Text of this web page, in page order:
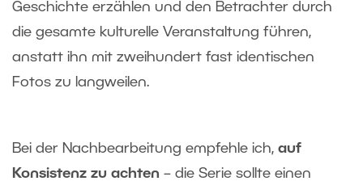
Geschichte erzählen und den Betrachter durch
die gesamte kulturelle Veranstaltung führen,
anstatt ihn mit zweihundert fast identischen
Fotos zu langweilen.
Bei der Nachbearbeitung empfehle ich, auf
Konsistenz zu achten – die Serie sollte einen